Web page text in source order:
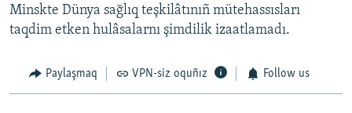
Minskte Dünya sağlıq teşkilâtınıñ mütehassısları
taqdim etken hulâsalarnı şimdilik izaatlamadı.
Paylaşmaq VPN-siz oquñız Follow us